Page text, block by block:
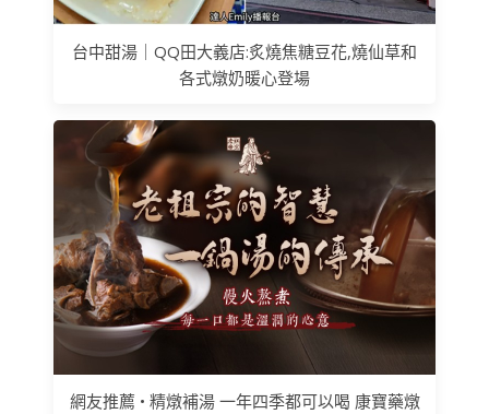
台中甜湯｜QQ田大義店:炙燒焦糖豆花,燒仙草和
各式燉奶暖心登場
網友推薦 • 精燉補湯 一年四季都可以喝 康寶藥燉